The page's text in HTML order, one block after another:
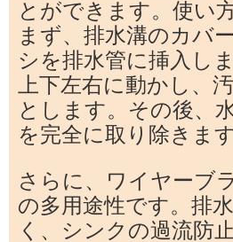
とができます。使い
まず、排水溝のカバ
シを排水管に挿入し
上下左右に動かし、
とします。その後、
を完全に取り除きます
さらに、ワイヤーブ
の多用途性です。排
く、シンクの過流防